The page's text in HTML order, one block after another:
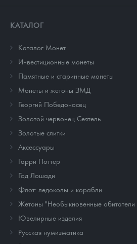
КАТАЛОГ
Каталог Монет
Инвестиционные монеты
Памятные и старинные монеты
Монеты и жетоны ЗМД
Георгий Победоносец
Золотой червонец Сеятель
Золотые слитки
Аксессуары
Гарри Поттер
Год Лошади
Флот: ледоколы и корабли
Жетоны "Необыкновенные обитатели
Ювелирные изделия
Русская нумизматика